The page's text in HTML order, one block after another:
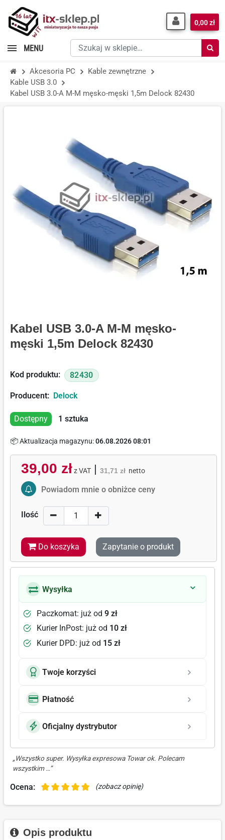
Szukaj
w
sklepie…
0,00 zł
MENU
Akcesoria PC
Kable zewnętrzne
Kable USB 3.0
Kabel USB 3.0-A M-M męsko-męski 1,5m Delock 82430
Kabel USB 3.0-A M-M męsko-
męski 1,5m Delock 82430
Kod produktu: 82430
Producent: Delock
Dostępny 1 sztuka
📦 Aktualizacja magazynu:06.08.2026 08:01
39,00 zł z VAT| 31,71 zł netto
Activate Price Alert
Powiadom mnie o obniżce ceny
Ilość
Do koszyka Zapytanie o produkt
Wysyłka
Paczkomat: już od 9 zł
Kurier InPost: już od 10 zł
Kurier DPD: już od 15 zł
Twoje korzyści
Płatność
Oficjalny dystrybutor
„Wszystko super. Wysyłka expresowa Towar ok. Polecam
wszystkim …”
Ocena: (zobacz opinię)
Opis produktu